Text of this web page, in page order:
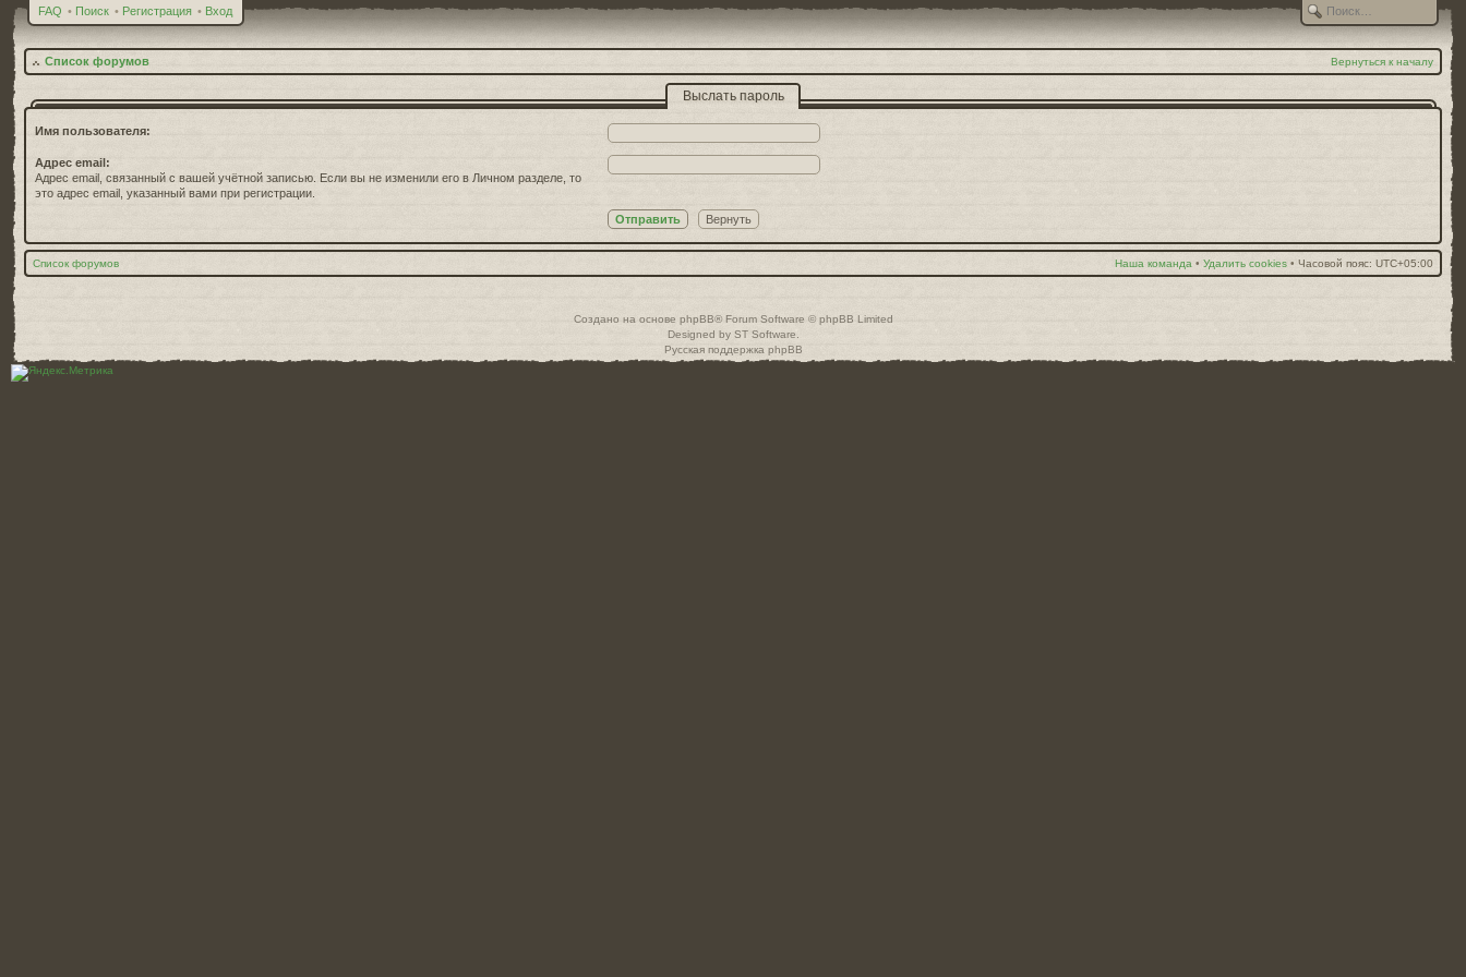
FAQ • Поиск • Регистрация • Вход
Список форумов Вернуться к началу
Выслать пароль
Имя пользователя:
Адрес email:
Адрес email, связанный с вашей учётной записью. Если вы не изменили его в Личном разделе, то
это адрес email, указанный вами при регистрации.
Список форумов Наша команда • Удалить cookies • Часовой пояс: UTC+05:00
Создано на основе phpBB® Forum Software © phpBB Limited
Designed by ST Software
Русская поддержка phpBB